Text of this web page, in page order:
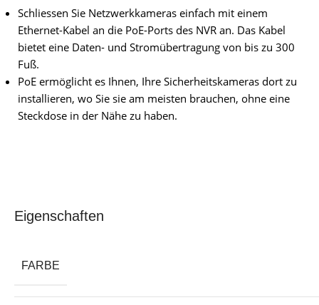
Schliessen Sie Netzwerkkameras einfach mit einem
Ethernet-Kabel an die PoE-Ports des NVR an. Das Kabel
bietet eine Daten- und Stromübertragung von bis zu 300
Fuß.
PoE ermöglicht es Ihnen, Ihre Sicherheitskameras dort zu
installieren, wo Sie sie am meisten brauchen, ohne eine
Steckdose in der Nähe zu haben.
Eigenschaften
FARBE